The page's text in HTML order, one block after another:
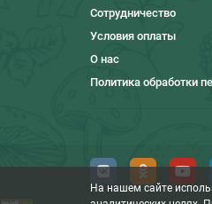
На нашем сайте
Сотрудничество
Условия оплаты
О нас
Политика обработки